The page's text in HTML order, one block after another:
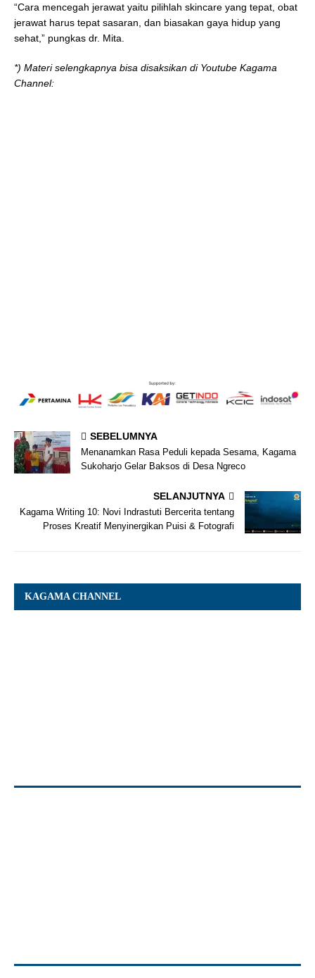
“Cara mencegah jerawat yaitu pilihlah skincare yang tepat, obat
jerawat harus tepat sasaran, dan biasakan gaya hidup yang
sehat,” pungkas dr. Mita.
*) Materi selengkapnya bisa disaksikan di Youtube Kagama
Channel:
SEBELUMNYA
Menanamkan Rasa Peduli kepada Sesama, Kagama
Sukoharjo Gelar Baksos di Desa Ngreco
SELANJUTNYA
Kagama Writing 10: Novi Indrastuti Bercerita tentang
Proses Kreatif Menyinergikan Puisi & Fotografi
KAGAMA CHANNEL